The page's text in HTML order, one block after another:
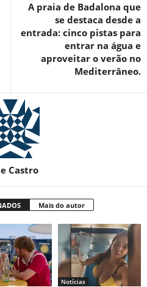
A praia de Badalona que
se destaca desde a
entrada: cinco pistas para
entrar na água e
aproveitar o verão no
Mediterrâneo.
Castro
Mais do autor
Notícias